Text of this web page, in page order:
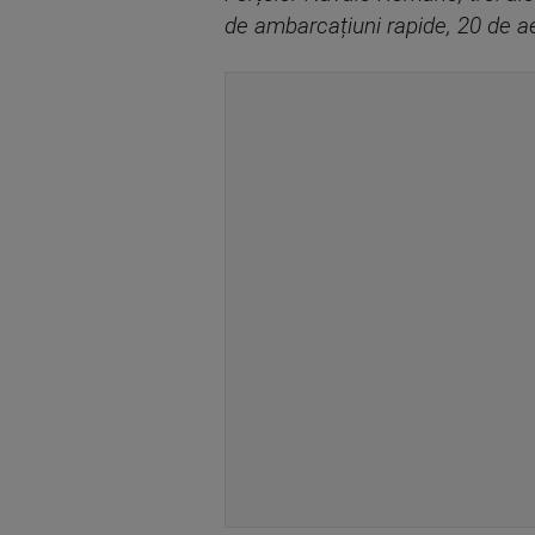
de ambarcațiuni rapide, 20 de